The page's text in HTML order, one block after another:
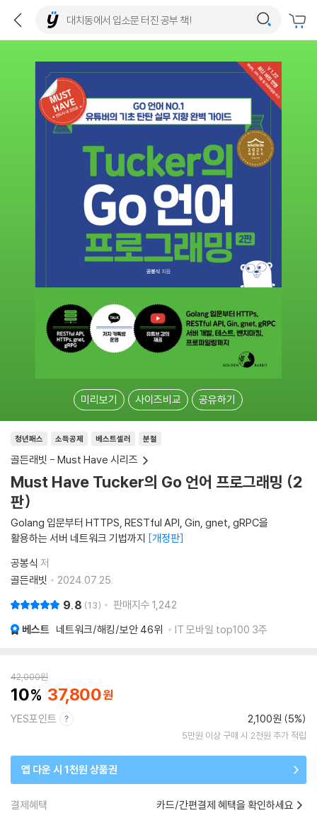
미리보기 사이즈비교 공유하기
소득공제 베스트셀러 분철
청년패스
골든래빗 - Must Have 시리즈
Must Have Tucker의 Go 언어 프로그래밍 (2
판)
Golang 입문부터 HTTPS, RESTful API, Gin, gnet, gRPC을
활용하는 서버 네트워크 기법까지 개정판
공봉식 저
골든래빗
2024.07.25.
9.8 13 판매지수 1,242
베스트 네트워크/해킹/보안 46위 IT 모바일 top100 3주
42,000원
10 37,800
YES포인트 2,100원 (5%)
5만원 이상 구매 시 2천원 추가 적립
앱 다운 시 1천원 상품권
결제혜택 카드/간편결제 혜택을 확인하세요